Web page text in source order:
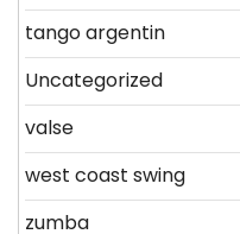
tango argentin
Uncategorized
valse
west coast swing
zumba